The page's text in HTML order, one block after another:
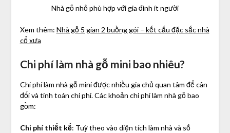
Nhà gỗ nhỏ phù hợp với gia đình ít người
Xem thêm: Nhà gỗ 5 gian 2 buồng gói – kết cấu đặc sắc nhà
cổ xưa
Chi phí làm nhà gỗ mini bao nhiêu?
Chi phí làm nhà gỗ mini được nhiều gia chủ quan tâm để cân
đối và tính toán chi phí. Các khoản chi phí làm nhà gỗ bao
gồm:
Chi phí thiết kế: Tuỳ theo vào diện tích làm nhà và số